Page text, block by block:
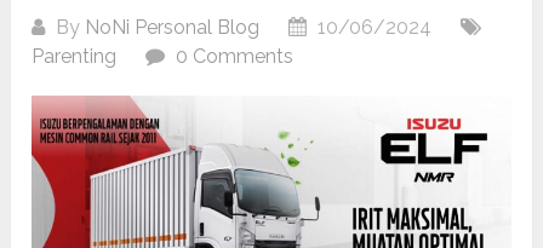
By NoNi Personal Blog
10/06/2024
Parenting
0 Comments